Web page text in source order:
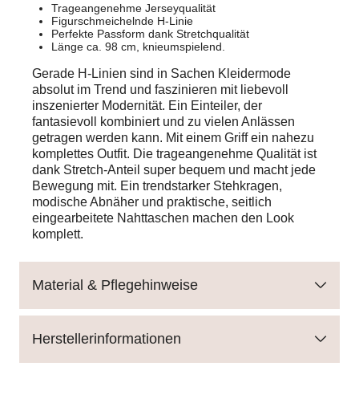
Trageangenehme Jerseyqualität
Figurschmeichelnde H-Linie
Perfekte Passform dank Stretchqualität
Länge ca. 98 cm, knieumspielend.
Gerade H-Linien sind in Sachen Kleidermode
absolut im Trend und faszinieren mit liebevoll
inszenierter Modernität. Ein Einteiler, der
fantasievoll kombiniert und zu vielen Anlässen
getragen werden kann. Mit einem Griff ein nahezu
komplettes Outfit. Die trageangenehme Qualität ist
dank Stretch-Anteil super bequem und macht jede
Bewegung mit. Ein trendstarker Stehkragen,
modische Abnäher und praktische, seitlich
eingearbeitete Nahttaschen machen den Look
komplett.
Material & Pflegehinweise
Herstellerinformationen